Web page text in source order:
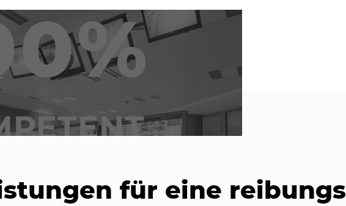
%
für eine